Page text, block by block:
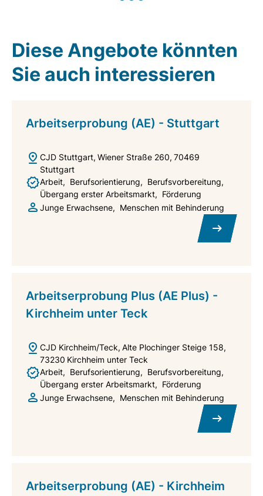
Diese Angebote könnten
Sie auch interessieren
Arbeitserprobung (AE) - Stuttgart
CJD Stuttgart Wiener Straße 260 70469
Stuttgart
Arbeit
Berufsorientierung
Berufsvorbereitung
Übergang erster Arbeitsmarkt
Förderung
Junge Erwachsene
Menschen mit Behinderung
Arbeitserprobung Plus (AE Plus) -
Kirchheim unter Teck
CJD Kirchheim/Teck Alte Plochinger Steige 158
73230 Kirchheim unter Teck
Arbeit
Berufsorientierung
Berufsvorbereitung
Übergang erster Arbeitsmarkt
Förderung
Junge Erwachsene
Menschen mit Behinderung
Arbeitserprobung (AE) - Kirchheim